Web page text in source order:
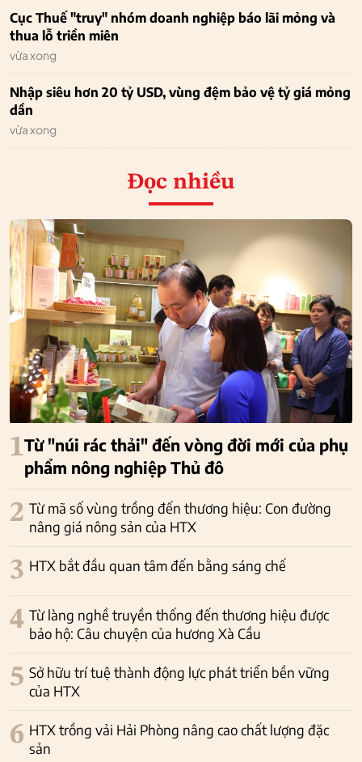
Cục Thuế "truy" nhóm doanh nghiệp báo lãi mỏng và
thua lỗ triền miên
vừa xong
Nhập siêu hơn 20 tỷ USD, vùng đệm bảo vệ tỷ giá mỏng
dần
vừa xong
Đọc nhiều
1Từ "núi rác thải" đến vòng đời mới của phụ
phẩm nông nghiệp Thủ đô
2 Từ mã số vùng trồng đến thương hiệu: Con đường
nâng giá nông sản của HTX
3 HTX bắt đầu quan tâm đến bằng sáng chế
4 Từ làng nghề truyền thống đến thương hiệu được
bảo hộ: Câu chuyện của hương Xà Cầu
5 Sở hữu trí tuệ thành động lực phát triển bền vững
của HTX
6 HTX trồng vải Hải Phòng nâng cao chất lượng đặc
sản